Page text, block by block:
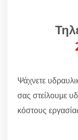
Ψάχνετε
σας στείλουμε
κόστους